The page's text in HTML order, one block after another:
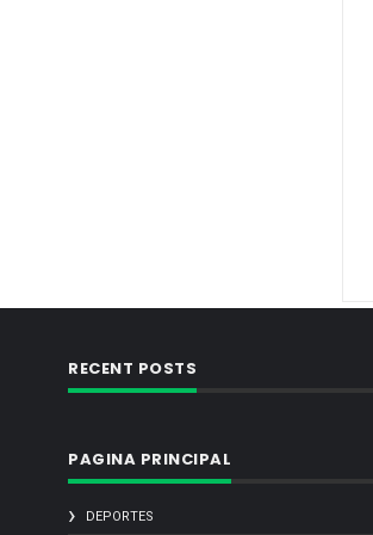
RECENT POSTS
PAGINA PRINCIPAL
DEPORTES